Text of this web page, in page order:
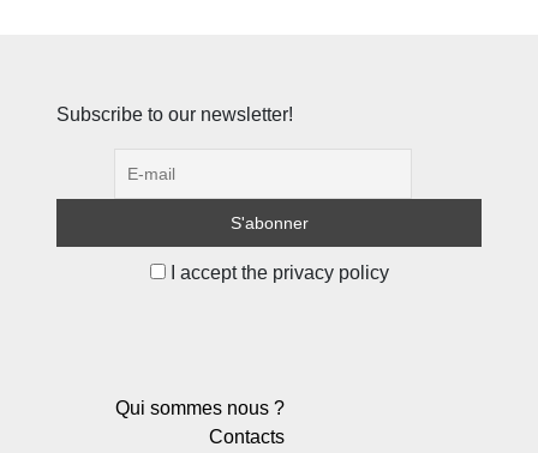
Subscribe to our newsletter!
I accept the privacy policy
Qui sommes nous ?
Contacts